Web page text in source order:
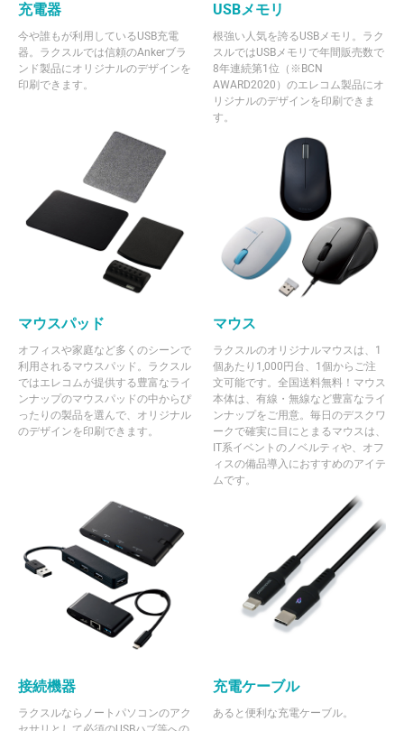
充電器
今や誰もが利用しているUSB充電
器。ラクスルでは信頼のAnkerブラ
ンド製品にオリジナルのデザインを
印刷できます。
USBメモリ
根強い人気を誇るUSBメモリ。ラク
スルではUSBメモリで年間販売数で
8年連続第1位（※BCN
AWARD2020）のエレコム製品にオ
リジナルのデザインを印刷できま
す。
マウスパッド
オフィスや家庭など多くのシーンで
利用されるマウスパッド。ラクスル
ではエレコムが提供する豊富なライ
ンナップのマウスパッドの中からぴ
ったりの製品を選んで、オリジナル
のデザインを印刷できます。
マウス
ラクスルのオリジナルマウスは、1
個あたり1,000円台、1個からご注
文可能です。全国送料無料！マウス
本体は、有線・無線など豊富なライ
ンナップをご用意。毎日のデスクワ
ークで確実に目にとまるマウスは、
IT系イベントのノベルティや、オフ
ィスの備品導入におすすめのアイテ
ムです。
接続機器
ラクスルならノートパソコンのアク
充電ケーブル
あると便利な充電ケーブル。